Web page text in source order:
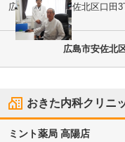
広島県広島市安佐北区口田3
広島市安佐北
おきた内科クリニ
ミント薬局 高陽店